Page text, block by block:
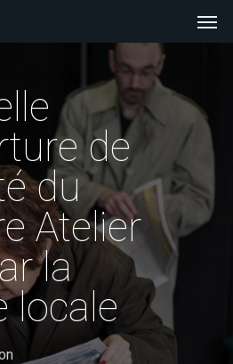
de
du
Atelier
la
locale